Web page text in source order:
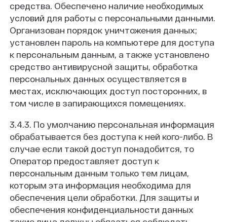
средства. Обеспечено наличие необходимых
условий для работы с персональными данными.
Организован порядок уничтожения данных;
установлен пароль на компьютере для доступа
к персональным данным, а также установлено
средство антивирусной защиты, обработка
персональных данных осуществляется в
местах, исключающих доступ посторонних, в
том числе в запирающихся помещениях.
3.4.3. По умолчанию персональная информация
обрабатывается без доступа к ней кого-либо. В
случае если такой доступ понадобится, то
Оператор предоставляет доступ к
персональным данным только тем лицам,
которым эта информация необходима для
обеспечения цели обработки. Для защиты и
обеспечения конфиденциальности данных